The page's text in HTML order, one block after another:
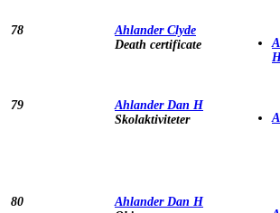
78
Ahlander Clyde
Death certificate
79
Ahlander Dan H
Skolaktiviteter
80
Ahlander Dan H